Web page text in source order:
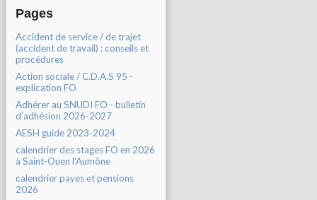
Pages
Accident de service / de trajet
(accident de travail) : conseils et
procédures
Action sociale / C.D.A.S 95 -
explication FO
Adhérer au SNUDI FO - bulletin
d'adhésion 2026-2027
AESH guide 2023-2024
calendrier des stages FO en 2026
à Saint-Ouen l'Aumône
calendrier payes et pensions
2026